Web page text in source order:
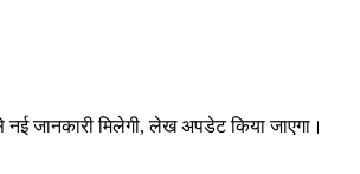
जानकारी मिलेगी, लेख अपडेट किया जाएगा।